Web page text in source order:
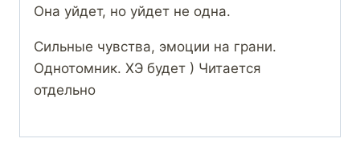
Она уйдет, но уйдет не одна.
Сильные чувства, эмоции на грани.
Однотомник. ХЭ будет ) Читается
отдельно